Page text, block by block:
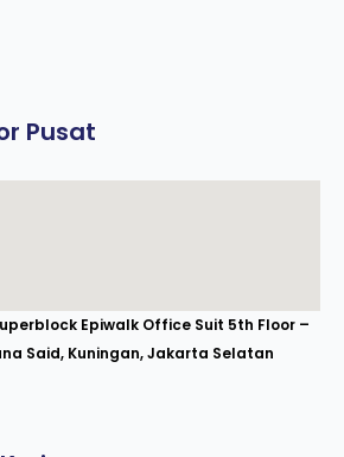
Pusat
Epiwalk Office Suit 5th Floor –
Said, Kuningan, Jakarta Selatan